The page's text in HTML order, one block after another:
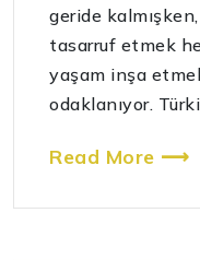
geride
tasarruf etmek
yaşam inşa
odaklanıyor.
Read More ⟶